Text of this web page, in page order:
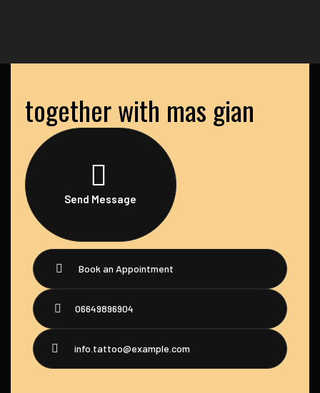
together with mas gian
Send Message
Book an Appointment
06649896904
info.tattoo@example.com